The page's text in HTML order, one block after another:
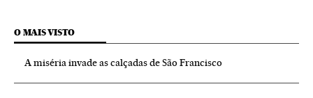
O MAIS VISTO
A miséria invade as calçadas de São Francisco